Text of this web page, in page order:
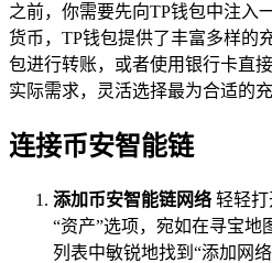
之前，你需要先向TP钱包中注入
货币，TP钱包提供了丰富多样的
包进行转账，或者使用银行卡直
实际需求，灵活选择最为合适的充
连接币安智能链
添加币安智能链网络 轻轻
“资产”选项，宛如在寻宝
列表中敏锐地找到“添加网